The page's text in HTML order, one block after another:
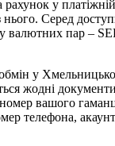
у
нього. Серед
валютних пар –
у
жодні
вашого
телефона,